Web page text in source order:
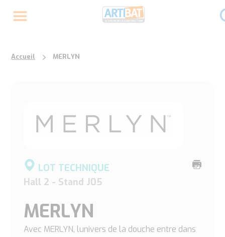
Accueil MERLYN
Imprimer
LOT TECHNIQUE
Hall 2 - Stand J05
MERLYN
Avec MERLYN, lunivers de la douche entre dans